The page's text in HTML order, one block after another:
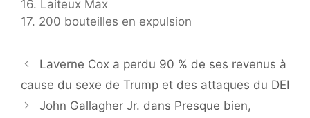
16. Laiteux Max
17. 200 bouteilles en expulsion
Laverne Cox a perdu 90 % de ses revenus à
cause du sexe de Trump et des attaques du DEI
John Gallagher Jr. dans Presque bien,